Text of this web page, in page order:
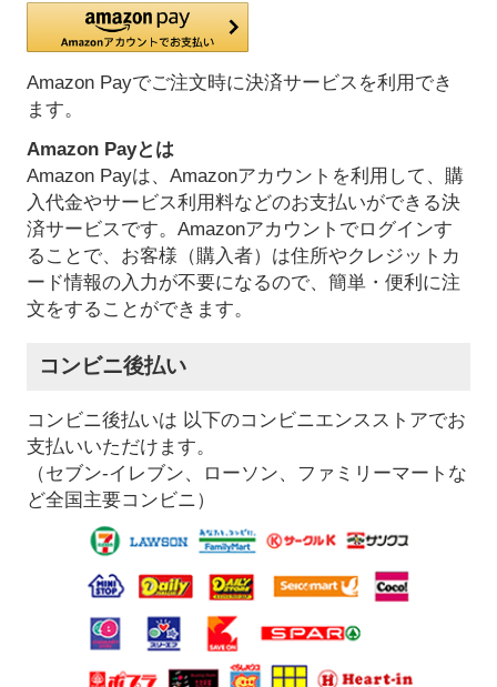
Amazon Payでご注文時に決済サービスを利用でき
ます。
Amazon Payとは
Amazon Payは、Amazonアカウントを利用して、購
入代金やサービス利用料などのお支払いができる決
済サービスです。Amazonアカウントでログインす
ることで、お客様（購入者）は住所やクレジットカ
ード情報の入力が不要になるので、簡単・便利に注
文をすることができます。
コンビニ後払い
コンビニ後払いは 以下のコンビニエンスストアでお
支払いいただけます。
（セブン-イレブン、ローソン、ファミリーマートな
ど全国主要コンビニ）